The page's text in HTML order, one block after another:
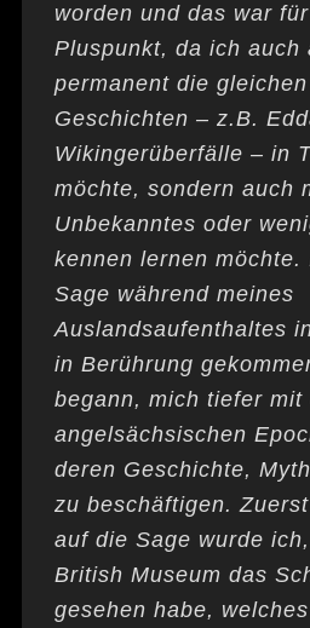
worden und das war
Pluspunkt, da ich auch
permanent die
Geschichten – z.B.
Wikingerüberfälle – in
möchte, sondern auch
Unbekanntes oder
kennen lernen
Sage während meines
Auslandsaufenthaltes
in Berührung
begann, mich tiefer mit
angelsächsischen
deren Geschichte,
zu beschäftigen.
auf die Sage wurde
British Museum das
gesehen habe,